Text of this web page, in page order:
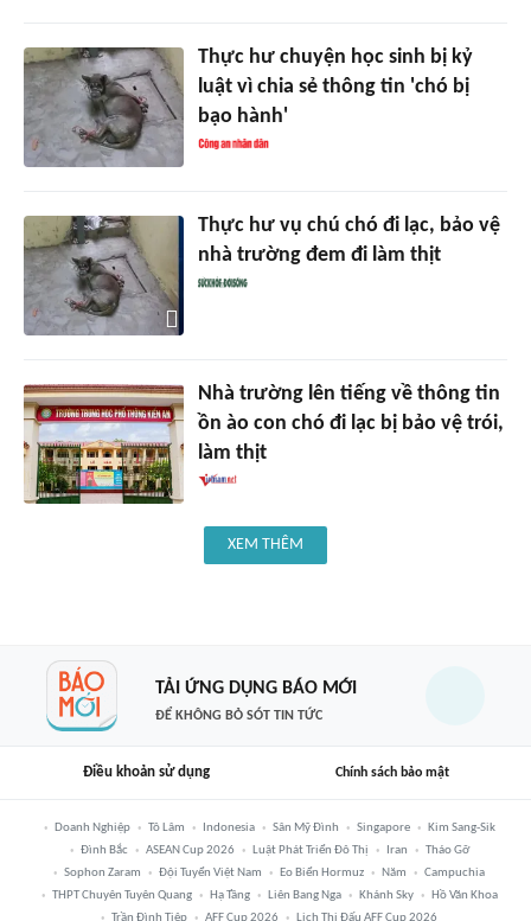
Thực hư chuyện học sinh bị kỷ
luật vì chia sẻ thông tin 'chó bị
bạo hành'
Thực hư vụ chú chó đi lạc, bảo vệ
nhà trường đem đi làm thịt
Nhà trường lên tiếng về thông tin
ồn ào con chó đi lạc bị bảo vệ trói,
làm thịt
XEM THÊM
TẢI ỨNG DỤNG BÁO MỚI
ĐỂ KHÔNG BỎ SÓT TIN TỨC
Điều khoản sử dụng Chính sách bảo mật
Doanh Nghiệp Tô Lâm Indonesia Sân Mỹ Đình Singapore
Kim Sang-Sik
Đình Bắc
ASEAN Cup 2026 Luật Phát Triển Đô Thị Iran
Tháo Gỡ
Sophon Zaram
Đội Tuyển Việt Nam Eo Biển Hormuz Năm
Campuchia
THPT Chuyên Tuyên Quang
Hạ Tầng Liên Bang Nga Khánh Sky
Hồ Văn Khoa
Trần Đình Tiệp
AFF Cup 2026 Lịch Thi Đấu AFF Cup 2026